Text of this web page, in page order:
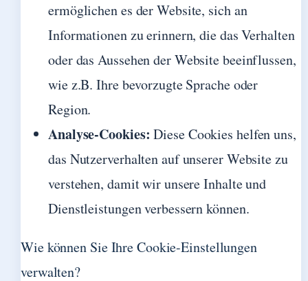
ermöglichen es der Website, sich an
Informationen zu erinnern, die das Verhalten
oder das Aussehen der Website beeinflussen,
wie z.B. Ihre bevorzugte Sprache oder
Region.
Analyse-Cookies: Diese Cookies helfen uns,
das Nutzerverhalten auf unserer Website zu
verstehen, damit wir unsere Inhalte und
Dienstleistungen verbessern können.
Wie können Sie Ihre Cookie-Einstellungen
verwalten?